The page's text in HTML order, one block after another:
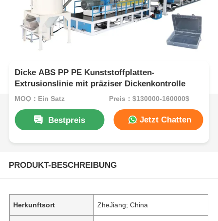
Dicke ABS PP PE Kunststoffplatten-
Extrusionslinie mit präziser Dickenkontrolle
MOQ：Ein Satz Preis：$130000-160000$
Bestpreis Jetzt Chatten
PRODUKT-BESCHREIBUNG
Herkunftsort ZheJiang; China